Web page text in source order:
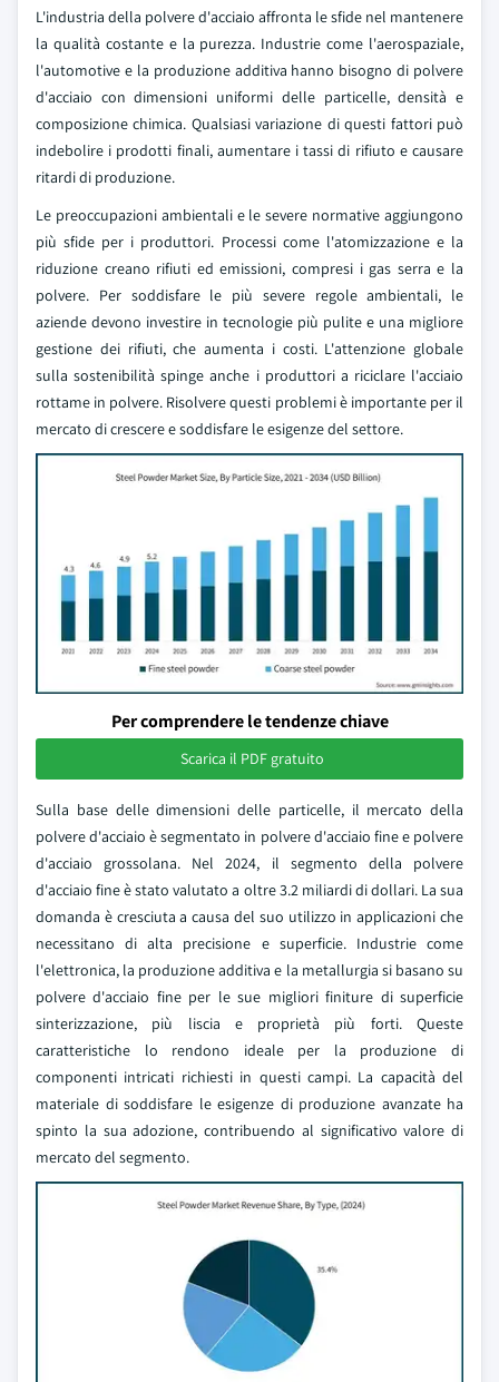
L'industria della polvere d'acciaio affronta le sfide nel mantenere
la qualità costante e la purezza. Industrie come l'aerospaziale,
l'automotive e la produzione additiva hanno bisogno di polvere
d'acciaio con dimensioni uniformi delle particelle, densità e
composizione chimica. Qualsiasi variazione di questi fattori può
indebolire i prodotti finali, aumentare i tassi di rifiuto e causare
ritardi di produzione.
Le preoccupazioni ambientali e le severe normative aggiungono
più sfide per i produttori. Processi come l'atomizzazione e la
riduzione creano rifiuti ed emissioni, compresi i gas serra e la
polvere. Per soddisfare le più severe regole ambientali, le
aziende devono investire in tecnologie più pulite e una migliore
gestione dei rifiuti, che aumenta i costi. L'attenzione globale
sulla sostenibilità spinge anche i produttori a riciclare l'acciaio
rottame in polvere. Risolvere questi problemi è importante per il
mercato di crescere e soddisfare le esigenze del settore.
Per comprendere le tendenze chiave
Scarica il PDF gratuito
Sulla base delle dimensioni delle particelle, il mercato della
polvere d'acciaio è segmentato in polvere d'acciaio fine e polvere
d'acciaio grossolana. Nel 2024, il segmento della polvere
d'acciaio fine è stato valutato a oltre 3.2 miliardi di dollari. La sua
domanda è cresciuta a causa del suo utilizzo in applicazioni che
necessitano di alta precisione e superficie. Industrie come
l'elettronica, la produzione additiva e la metallurgia si basano su
polvere d'acciaio fine per le sue migliori finiture di superficie
sinterizzazione, più liscia e proprietà più forti. Queste
caratteristiche lo rendono ideale per la produzione di
componenti intricati richiesti in questi campi. La capacità del
materiale di soddisfare le esigenze di produzione avanzate ha
spinto la sua adozione, contribuendo al significativo valore di
mercato del segmento.